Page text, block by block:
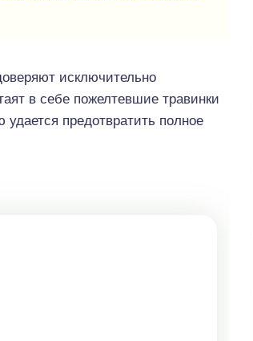
исключительно
в себе пожелтевшие травинки
предотвратить полное